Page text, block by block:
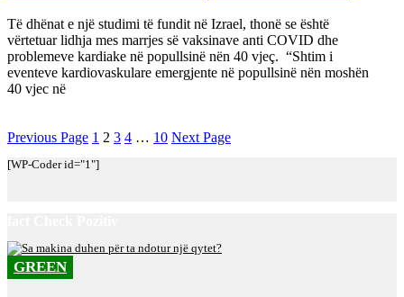
Të dhënat e një studimi të fundit në Izrael, thonë se është
vërtetuar lidhja mes marrjes së vaksinave anti COVID dhe
problemeve kardiake në popullsinë nën 40 vjeç. “Shtim i
eventeve kardiovaskulare emergjente në popullsinë nën moshën
40 vjec në
Previous Page 1 2 3 4 … 10 Next Page
[WP-Coder id="1"]
GREEN